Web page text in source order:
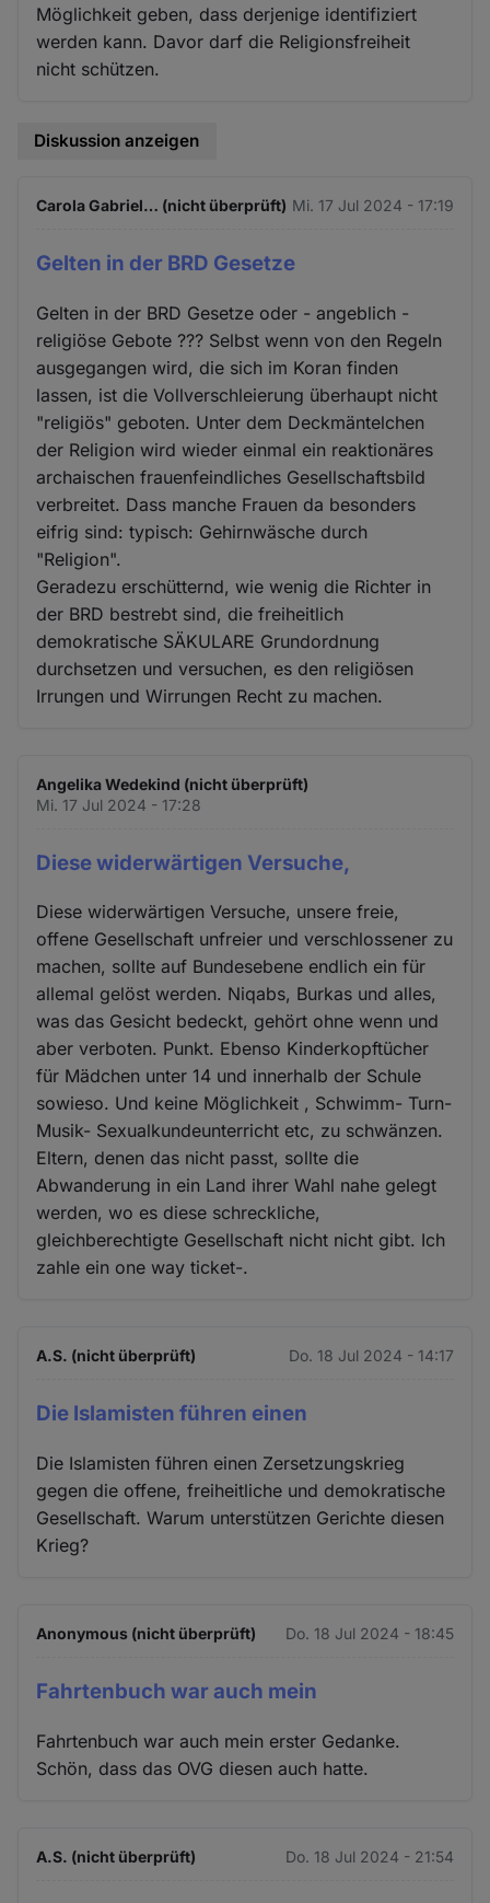
Möglichkeit geben, dass derjenige identifiziert
werden kann. Davor darf die Religionsfreiheit
nicht schützen.
Diskussion anzeigen
Carola Gabriel… (nicht überprüft) Mi. 17 Jul 2024 - 17:19
Gelten in der BRD Gesetze
Gelten in der BRD Gesetze oder - angeblich -
religiöse Gebote ??? Selbst wenn von den Regeln
ausgegangen wird, die sich im Koran finden
lassen, ist die Vollverschleierung überhaupt nicht
"religiös" geboten. Unter dem Deckmäntelchen
der Religion wird wieder einmal ein reaktionäres
archaischen frauenfeindliches Gesellschaftsbild
verbreitet. Dass manche Frauen da besonders
eifrig sind: typisch: Gehirnwäsche durch
"Religion".
Geradezu erschütternd, wie wenig die Richter in
der BRD bestrebt sind, die freiheitlich
demokratische SÄKULARE Grundordnung
durchsetzen und versuchen, es den religiösen
Irrungen und Wirrungen Recht zu machen.
Angelika Wedekind (nicht überprüft)
Mi. 17 Jul 2024 - 17:28
Diese widerwärtigen Versuche,
Diese widerwärtigen Versuche, unsere freie,
offene Gesellschaft unfreier und verschlossener zu
machen, sollte auf Bundesebene endlich ein für
allemal gelöst werden. Niqabs, Burkas und alles,
was das Gesicht bedeckt, gehört ohne wenn und
aber verboten. Punkt. Ebenso Kinderkopftücher
für Mädchen unter 14 und innerhalb der Schule
sowieso. Und keine Möglichkeit , Schwimm- Turn-
Musik- Sexualkundeunterricht etc, zu schwänzen.
Eltern, denen das nicht passt, sollte die
Abwanderung in ein Land ihrer Wahl nahe gelegt
werden, wo es diese schreckliche,
gleichberechtigte Gesellschaft nicht nicht gibt. Ich
zahle ein one way ticket-.
A.S. (nicht überprüft) Do. 18 Jul 2024 - 14:17
Die Islamisten führen einen
Die Islamisten führen einen Zersetzungskrieg
gegen die offene, freiheitliche und demokratische
Gesellschaft. Warum unterstützen Gerichte diesen
Krieg?
Anonymous (nicht überprüft) Do. 18 Jul 2024 - 18:45
Fahrtenbuch war auch mein
Fahrtenbuch war auch mein erster Gedanke.
Schön, dass das OVG diesen auch hatte.
A.S. (nicht überprüft) Do. 18 Jul 2024 - 21:54